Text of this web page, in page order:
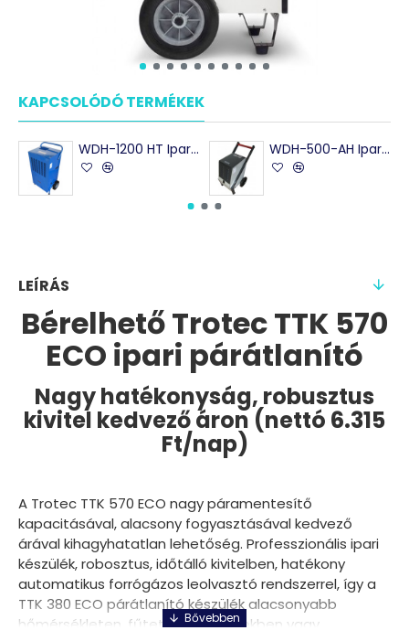
KAPCSOLÓDÓ TERMÉKEK
WDH-1200 HT Ipari Párátlanító készülék max. 120 l/nap - kimagasló teljesítnény WDH-500-AH Ipari párátlanító készülék 50 l/nap- ipari célokra, múzeumokba
LEÍRÁS
Bérelhető Trotec TTK 570
ECO ipari párátlanító
Nagy hatékonyság, robusztus
kivitel kedvező áron (nettó 6.315
Ft/nap)
A Trotec TTK 570 ECO nagy páramentesítő
kapacitásával, alacsony fogyasztásával kedvező
árával kihagyhatatlan lehetőség. Professzionális ipari
készülék, robosztus, időtálló kivitelben, hatékony
automatikus forrógázos leolvasztó rendszerrel, így a
TTK 380 ECO párátlanító készülék alacsonyabb
hőmérsékleten, fűtetlen helységekben vagy